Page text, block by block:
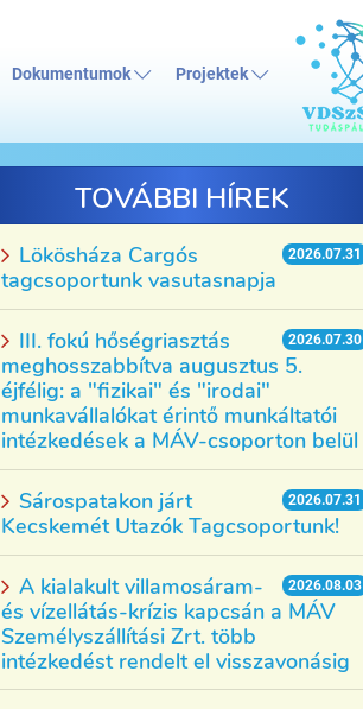
Dokumentumok Projektek
TOVÁBBI HÍREK
2026.07.31
Lökösháza Cargós
tagcsoportunk vasutasnapja
2026.07.30
III. fokú hőségriasztás
meghosszabbítva augusztus 5.
éjfélig: a "fizikai" és "irodai"
munkavállalókat érintő munkáltatói
intézkedések a MÁV-csoporton belül
2026.07.31
Sárospatakon járt
Kecskemét Utazók Tagcsoportunk!
2026.08.03
A kialakult villamosáram-
és vízellátás-krízis kapcsán a MÁV
Személyszállítási Zrt. több
intézkedést rendelt el visszavonásig